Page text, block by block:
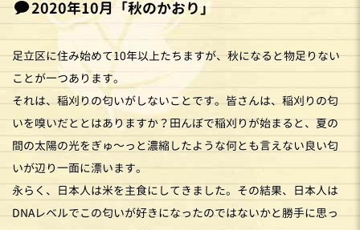
2020年10月「秋のかおり」
足立区に住み始めて10年以上たちますが、秋になると物足りない
ことが一つあります。
それは、稲刈りの匂いがしないことです。皆さんは、稲刈りの匂
いを嗅いだととはありますか？田んぼで稲刈りが始まると、夏の
間の太陽の光をぎゅ～っと濃縮したような何とも言えない良い匂
いが辺り一面に漂います。
永らく、日本人は米を主食にしてきました。その結果、日本人は
DNAレベルでこの匂いが好きになったのではないかと勝手に思っ